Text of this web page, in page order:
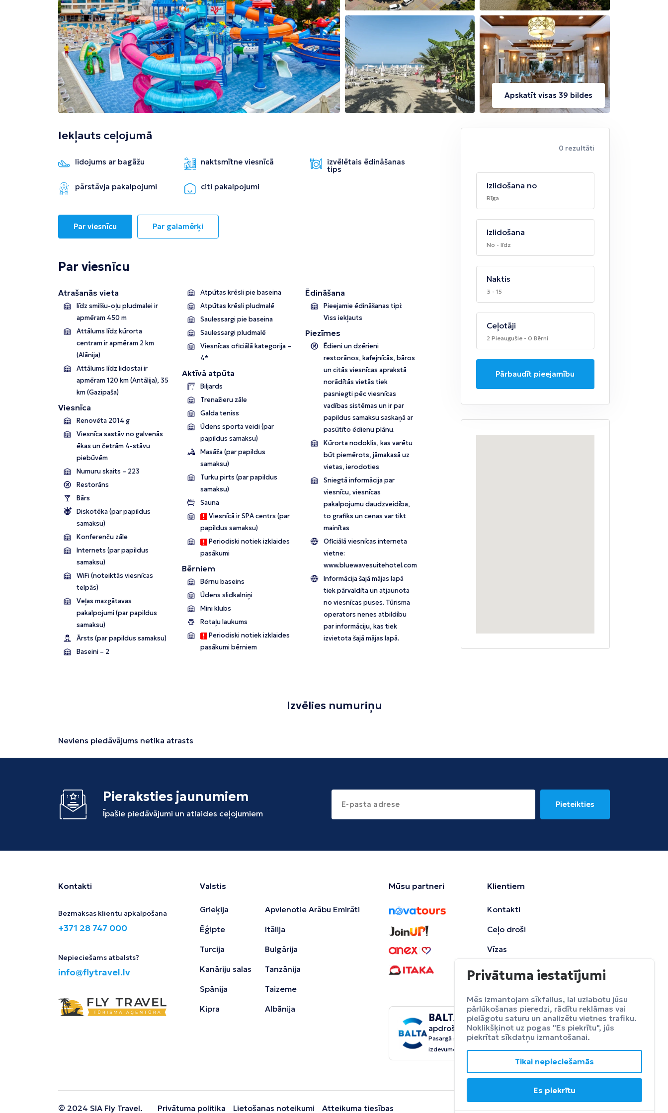
Kolombo Enfida Tirāna
Apskatīt visas 39 bildes
Iekļauts ceļojumā
lidojums ar bagāžu naktsmītne viesnīcā izvēlētais ēdināšanas
tips
pārstāvja pakalpojumi
citi pakalpojumi
Par viesnīcu Par galamērķi
Par viesnīcu
Atrašanās vieta
līdz smilšu-oļu pludmalei ir
apmēram 450 m
Attālums līdz kūrorta
centram ir apmēram 2 km
(Alānija)
Attālums līdz lidostai ir
apmēram 120 km (Antālija), 35
km (Gazipaša)
Viesnīca
Renovēta 2014 g
Viesnīca sastāv nogalvenās
ēkas un četrām 4-stāvu
piebūvēm
Numuru skaits – 223
Restorāns
Bārs
Diskotēka (par papildus
samaksu)
Konferenču zāle
Internets (par papildus
samaksu)
WiFi (noteiktās viesnīcas
telpās)
Veļas mazgātavas
pakalpojumi (par papildus
samaksu)
Ārsts (par papildus samaksu)
Baseini – 2
Atpūtas krēsli pie baseina
Atpūtas krēsli pludmalē
Saulessargi pie baseina
Saulessargi pludmalē
Viesnīcas oficiālā kategorija –
4*
Aktīvā atpūta
Biljards
Trenažieru zāle
Galda teniss
Ūdens sporta veidi (par
papildus samaksu)
Masāža (par papildus
samaksu)
Turku pirts (par papildus
samaksu)
Sauna
Viesnīcā ir SPA centrs (par
papildus samaksu)
Periodiski notiek izklaides
pasākumi
Bērniem
Bērnu baseins
Ūdens slidkalniņi
Mini klubs
Rotaļu laukums
Periodiski notiek izklaides
pasākumi bērniem
Ēdināšana
Pieejamie ēdināšanas tipi:
Viss iekļauts
Piezīmes
Ēdieni un dzērieni
restorānos, kafejnīcās, bāros
un citās viesnīcas aprakstā
norādītās vietās tiek
pasniegti pēc viesnīcas
vadības sistēmas un ir par
papildus samaksu saskaņā ar
pasūtīto ēdienu plānu.
Kūrorta nodoklis, kas varētu
būt piemērots, jāmakasā uz
vietas, ierodoties
Sniegtā informācija par
viesnīcu, viesnīcas
pakalpojumu daudzveidība,
to grafiks un cenas var tikt
mainītas
Oficiālā viesnīcas interneta
vietne:
www.bluewavesuitehotel.com
Informācija šajā mājas lapā
tiek pārvaldīta un atjaunota
no viesnīcas puses. Tūrisma
operators nenes atbildību
par informāciju, kas tiek
izvietota šajā mājas lapā.
0 rezultāti
Izlidošana no
Rīga
Izlidošana
No - līdz
Naktis
3 - 15
Ceļotāji
2 Pieaugušie - 0 Bērni
Pārbaudīt pieejamību
Izvēlies numuriņu
Neviens piedāvājums netika atrasts
Pieraksties jaunumiem
Īpašie piedāvājumi un atlaides ceļojumiem
Pieteikties
Kontakti
Bezmaksas klientu apkalpošana
+371 28 747 000
Nepieciešams atbalsts?
info@flytravel.lv
Valstis
Grieķija
Ēģipte
Turcija
Kanāriju salas
Spānija
Kipra
Apvienotie Arābu Emirāti
Itālija
Bulgārija
Tanzānija
Taizeme
Albānija
Mūsu partneri Klientiem
Kontakti
Ceļo droši
Vīzas
BALTA
ceļojumu
apdrošināšana
Pasargā sevi no neparedzētiem
izdevumeim.
Apdrošināt
© 2024 SIA Fly Travel. Privātuma politika Lietošanas noteikumi Atteikuma tiesības
Privātuma iestatījumi
Mēs izmantojam sīkfailus, lai uzlabotu jūsu
pārlūkošanas pieredzi, rādītu reklāmas vai
pielāgotu saturu un analizētu vietnes trafiku.
Noklikšķinot uz pogas "Es piekrītu", jūs
piekrītat sīkdatņu izmantošanai.
Tikai nepieciešamās
Es piekrītu